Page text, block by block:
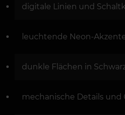
digitale Linien und
leuchtende Neon-
dunkle Flächen in
mechanische Details und